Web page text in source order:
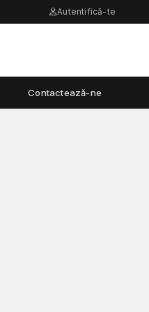
Autentifică-te
Contactează-ne